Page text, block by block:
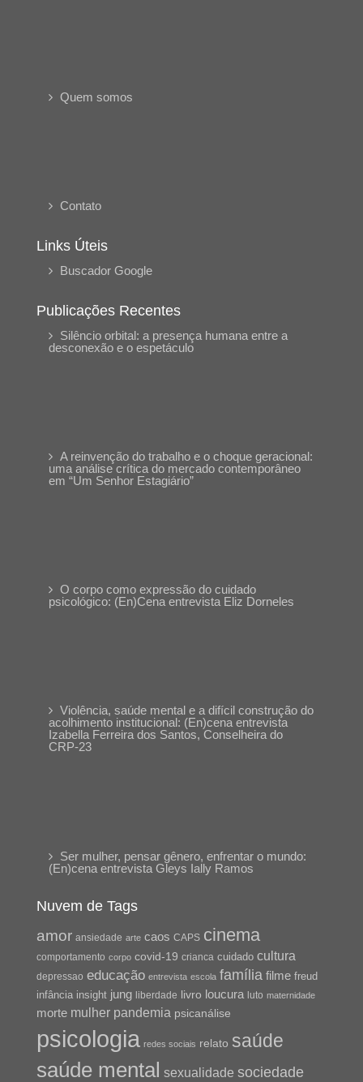
Quem somos
Contato
Links Úteis
Buscador Google
Publicações Recentes
Silêncio orbital: a presença humana entre a
desconexão e o espetáculo
A reinvenção do trabalho e o choque geracional:
uma análise crítica do mercado contemporâneo
em “Um Senhor Estagiário”
O corpo como expressão do cuidado
psicológico: (En)Cena entrevista Eliz Dorneles
Violência, saúde mental e a difícil construção do
acolhimento institucional: (En)cena entrevista
Izabella Ferreira dos Santos, Conselheira do
CRP-23
Ser mulher, pensar gênero, enfrentar o mundo:
(En)cena entrevista Gleys Ially Ramos
Nuvem de Tags
amor ansiedade arte caos CAPS cinema
comportamento corpo covid-19 crianca cuidado cultura
depressao educação entrevista escola família filme freud
infância insight jung liberdade livro loucura luto maternidade
morte mulher pandemia psicanálise
psicologia redes sociais relato saúde
saúde mental sexualidade sociedade